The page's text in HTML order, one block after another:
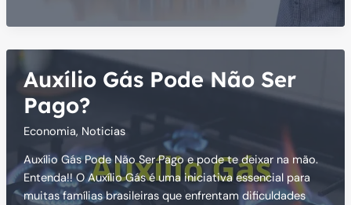
Pagando
6
e
10
de
Janeiro
de
2025
Auxílio Gás Pode Não Ser
Pago?
Economia, Noticias
Auxílio Gás Pode Não Ser Pago e pode te deixar na mão.
Entenda!! O Auxílio Gás é uma iniciativa essencial para
muitas famílias brasileiras que enfrentam dificuldades